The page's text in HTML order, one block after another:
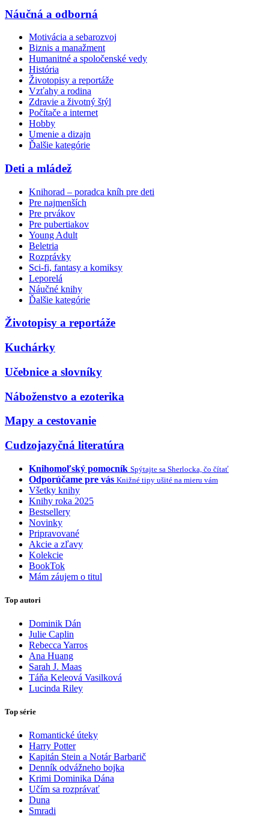
Náučná a odborná
Motivácia a sebarozvoj
Biznis a manažment
Humanitné a spoločenské vedy
História
Životopisy a reportáže
Vzťahy a rodina
Zdravie a životný štýl
Počítače a internet
Hobby
Umenie a dizajn
Ďalšie kategórie
Deti a mládež
Knihorad – poradca kníh pre deti
Pre najmenších
Pre prvákov
Pre pubertiakov
Young Adult
Beletria
Rozprávky
Sci-fi, fantasy a komiksy
Leporelá
Náučné knihy
Ďalšie kategórie
Životopisy a reportáže
Kuchárky
Učebnice a slovníky
Náboženstvo a ezoterika
Mapy a cestovanie
Cudzojazyčná literatúra
Knihomoľský pomocník Spýtajte sa Sherlocka, čo čítať
Odporúčame pre vás Knižné tipy ušité na mieru vám
Všetky knihy
Knihy roka 2025
Bestsellery
Novinky
Pripravované
Akcie a zľavy
Kolekcie
BookTok
Mám záujem o titul
Top autori
Dominik Dán
Julie Caplin
Rebecca Yarros
Ana Huang
Sarah J. Maas
Táňa Keleová Vasilková
Lucinda Riley
Top série
Romantické úteky
Harry Potter
Kapitán Stein a Notár Barbarič
Denník odvážneho bojka
Krimi Dominika Dána
Učím sa rozprávať
Duna
Smradi